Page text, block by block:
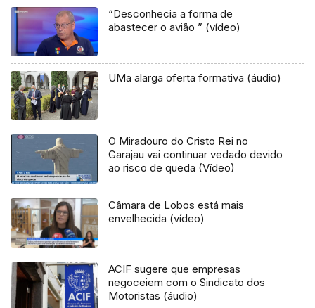
“Desconhecia a forma de
abastecer o avião ” (vídeo)
UMa alarga oferta formativa (áudio)
O Miradouro do Cristo Rei no
Garajau vai continuar vedado devido
ao risco de queda (Vídeo)
Câmara de Lobos está mais
envelhecida (vídeo)
ACIF sugere que empresas
negoceiem com o Sindicato dos
Motoristas (áudio)